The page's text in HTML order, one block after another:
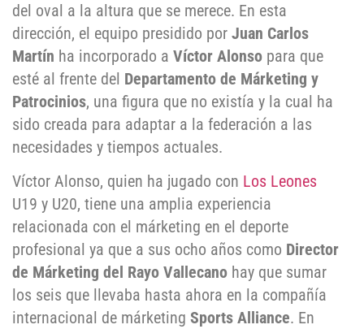
del oval a la altura que se merece. En esta
dirección, el equipo presidido por Juan Carlos
Martín ha incorporado a Víctor Alonso para que
esté al frente del Departamento de Márketing y
Patrocinios, una figura que no existía y la cual ha
sido creada para adaptar a la federación a las
necesidades y tiempos actuales.
Víctor Alonso, quien ha jugado con Los Leones
U19 y U20, tiene una amplia experiencia
relacionada con el márketing en el deporte
profesional ya que a sus ocho años como Director
de Márketing del Rayo Vallecano hay que sumar
los seis que llevaba hasta ahora en la compañía
internacional de márketing Sports Alliance. En